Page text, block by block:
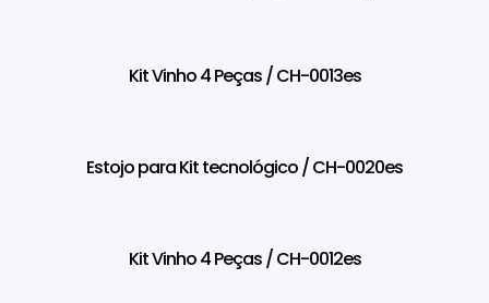
Kit Vinho 4 Peças / CH-0013es
Estojo para Kit tecnológico / CH-0020es
Kit Vinho 4 Peças / CH-0012es